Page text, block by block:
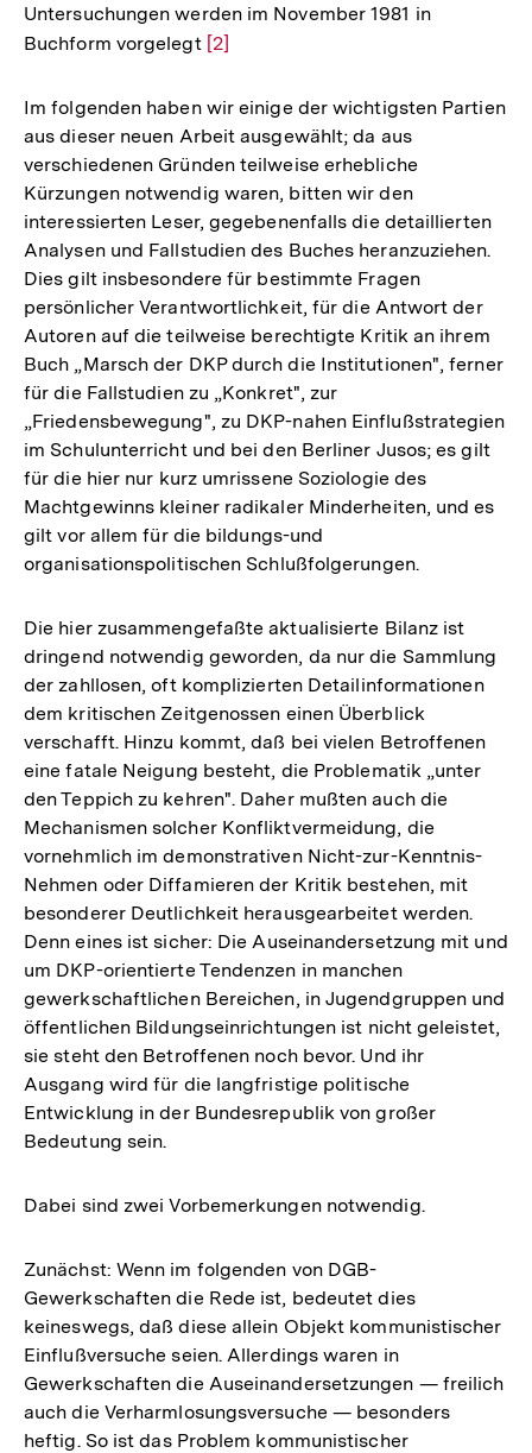
Untersuchungen werden im November 1981 in
Buchform vorgelegt Zur
der
Fußnote
[2]
Im folgenden haben wir einige der wichtigsten Partien
aus dieser neuen Arbeit ausgewählt; da aus
verschiedenen Gründen teilweise erhebliche
Kürzungen notwendig waren, bitten wir den
interessierten Leser, gegebenenfalls die detaillierten
Analysen und Fallstudien des Buches heranzuziehen.
Dies gilt insbesondere für bestimmte Fragen
persönlicher Verantwortlichkeit, für die Antwort der
Autoren auf die teilweise berechtigte Kritik an ihrem
Buch „Marsch der DKP durch die Institutionen", ferner
für die Fallstudien zu „Konkret", zur
„Friedensbewegung", zu DKP-nahen Einflußstrategien
im Schulunterricht und bei den Berliner Jusos; es gilt
für die hier nur kurz umrissene Soziologie des
Machtgewinns kleiner radikaler Minderheiten, und es
gilt vor allem für die bildungs-und
organisationspolitischen Schlußfolgerungen.
Die hier zusammengefaßte aktualisierte Bilanz ist
dringend notwendig geworden, da nur die Sammlung
der zahllosen, oft komplizierten Detailinformationen
dem kritischen Zeitgenossen einen Überblick
verschafft. Hinzu kommt, daß bei vielen Betroffenen
eine fatale Neigung besteht, die Problematik „unter
den Teppich zu kehren". Daher mußten auch die
Mechanismen solcher Konfliktvermeidung, die
vornehmlich im demonstrativen Nicht-zur-Kenntnis-
Nehmen oder Diffamieren der Kritik bestehen, mit
besonderer Deutlichkeit herausgearbeitet werden.
Denn eines ist sicher: Die Auseinandersetzung mit und
um DKP-orientierte Tendenzen in manchen
gewerkschaftlichen Bereichen, in Jugendgruppen und
öffentlichen Bildungseinrichtungen ist nicht geleistet,
sie steht den Betroffenen noch bevor. Und ihr
Ausgang wird für die langfristige politische
Entwicklung in der Bundesrepublik von großer
Bedeutung sein.
Dabei sind zwei Vorbemerkungen notwendig.
Zunächst: Wenn im folgenden von DGB-
Gewerkschaften die Rede ist, bedeutet dies
keineswegs, daß diese allein Objekt kommunistischer
Einflußversuche seien. Allerdings waren in
Gewerkschaften die Auseinandersetzungen — freilich
auch die Verharmlosungsversuche — besonders
heftig. So ist das Problem kommunistischer